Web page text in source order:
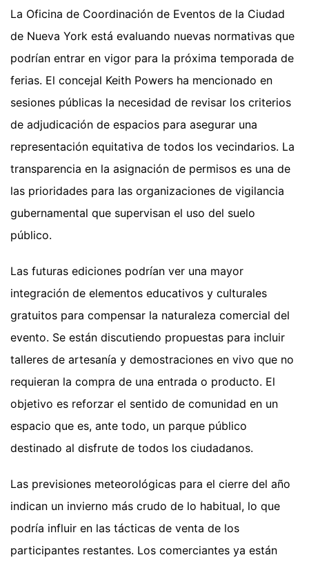
La Oficina de Coordinación de Eventos de la Ciudad
de Nueva York está evaluando nuevas normativas que
podrían entrar en vigor para la próxima temporada de
ferias. El concejal Keith Powers ha mencionado en
sesiones públicas la necesidad de revisar los criterios
de adjudicación de espacios para asegurar una
representación equitativa de todos los vecindarios. La
transparencia en la asignación de permisos es una de
las prioridades para las organizaciones de vigilancia
gubernamental que supervisan el uso del suelo
público.
Las futuras ediciones podrían ver una mayor
integración de elementos educativos y culturales
gratuitos para compensar la naturaleza comercial del
evento. Se están discutiendo propuestas para incluir
talleres de artesanía y demostraciones en vivo que no
requieran la compra de una entrada o producto. El
objetivo es reforzar el sentido de comunidad en un
espacio que es, ante todo, un parque público
destinado al disfrute de todos los ciudadanos.
Las previsiones meteorológicas para el cierre del año
indican un invierno más crudo de lo habitual, lo que
podría influir en las tácticas de venta de los
participantes restantes. Los comerciantes ya están